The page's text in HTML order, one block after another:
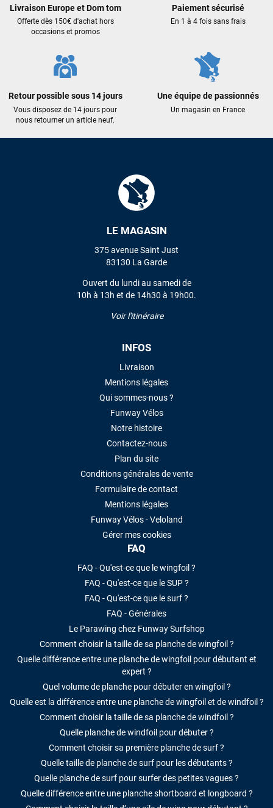
Livraison Europe et Dom tom
Offerte dès 150€ d'achat hors
occasions et promos
Paiement sécurisé
En 1 à 4 fois sans frais
Retour possible sous 14 jours
Vous disposez de 14 jours pour
nous retourner un article neuf.
Une équipe de passionnés
Un magasin en France
LE MAGASIN
375 avenue Saint Just
83130 La Garde
Ouvert du lundi au samedi de
10h à 13h et de 14h30 à 19h00.
Voir l'itinéraire
INFOS
Livraison
Mentions légales
Qui sommes-nous ?
Funway Vélos
Notre histoire
Contactez-nous
Plan du site
Conditions générales de vente
Formulaire de contact
Mentions légales
Funway Vélos - Veloland
Gérer mes cookies
FAQ
FAQ - Qu'est-ce que le wingfoil ?
FAQ - Qu'est-ce que le SUP ?
FAQ - Qu'est-ce que le surf ?
FAQ - Générales
Le Parawing chez Funway Surfshop
Comment choisir la taille de sa planche de wingfoil ?
Quelle différence entre une planche de wingfoil pour débutant et
expert ?
Quel volume de planche pour débuter en wingfoil ?
Quelle est la différence entre une planche de wingfoil et de windfoil ?
Comment choisir la taille de sa planche de windfoil ?
Quelle planche de windfoil pour débuter ?
Comment choisir sa première planche de surf ?
Quelle taille de planche de surf pour les débutants ?
Quelle planche de surf pour surfer des petites vagues ?
Quelle différence entre une planche shortboard et longboard ?
J'ai acheté une voile d'occasion depuis Tahiti. Super service.
L'envoi a été rapide. La voile est arrivée en super état.
LAISSER UN AVIS